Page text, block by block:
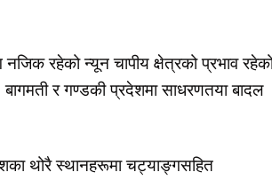
नजिक रहेको न्यून चापीय क्षेत्रको प्रभाव
र गण्डकी प्रदेशमा साधरणतया बादल
थोरै स्थानहरूमा चट्याङ्गसहित